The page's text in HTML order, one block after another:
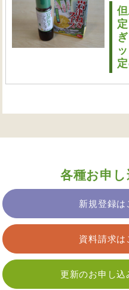
各種お申
新規登録は
資料請求は
更新のお申し込